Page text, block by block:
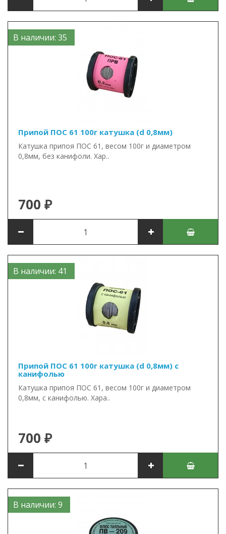
В наличии: 35
Припой ПОС 61 100г катушка (d 0,8мм)
Катушка припоя ПОС 61, весом 100г и диаметром
0,8мм, без канифоли. Хар..
700 ₽
В наличии: 41
Припой ПОС 61 100г катушка (d 0,8мм) с
канифолью
Катушка припоя ПОС 61, весом 100г и диаметром
0,8мм, с канифолью. Хара..
700 ₽
В наличии: 9